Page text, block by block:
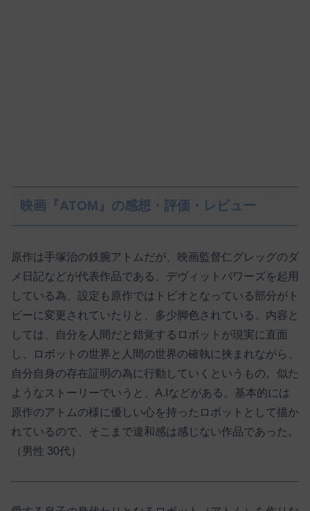
映画『ATOM』の感想・評価・レビュー
原作は手塚治の鉄腕アトムだが、映画監督仁グレッグのダ
メ日記などが代表作品である、デヴィットバワーズを起用
している為、設定も原作ではトビオとなっている部分がト
ビーに変更されていたりと、多少脚色されている。内容と
しては、自分を人間だと錯覚するロボットが現実に直面
し、ロボットの世界と人間の世界の確執に挟まれながら、
自分自身の存在証明の為に行動していくというもの。似た
ようなストーリーでいうと、A.Iなどがある。基本的には
原作のアトムの様に優しい心を持ったロボットとして描か
れているので、そこまで違和感は感じない作品であった。
（男性 30代）